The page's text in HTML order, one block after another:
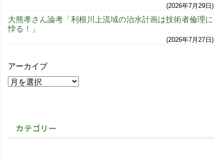
2026年7月29日
大熊孝さん論考「利根川上流域の治水計画は技術者倫理に
悖る！」
2026年7月27日
アーカイブ
カテゴリー